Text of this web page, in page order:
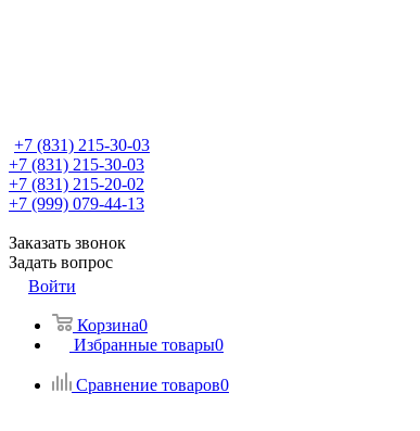
+7 (831) 215-30-03
+7 (831) 215-30-03
+7 (831) 215-20-02
+7 (999) 079-44-13
Заказать звонок
Задать вопрос
Войти
Корзина0
Избранные товары0
Сравнение товаров0